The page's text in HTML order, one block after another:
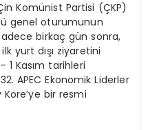
Çin Komünist Partisi (ÇKP)
genel oturumunun
birkaç gün sonra,
yurt dışı ziyaretini
1 Kasım tarihleri
APEC Ekonomik Liderler
Kore’ye bir resmi